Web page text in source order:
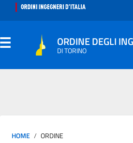
ORDINE DEGLI
DI TORINO
ISCRITTO
HOME ORDINE